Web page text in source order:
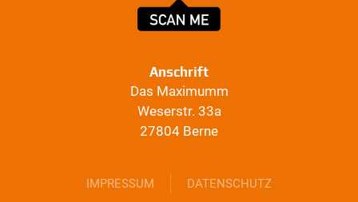
Anschrift
Das Maximumm
Weserstr. 33a
27804 Berne
IMPRESSUM DATENSCHUTZ